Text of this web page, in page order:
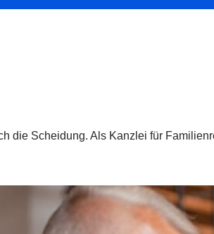
die Scheidung. Als Kanzlei für